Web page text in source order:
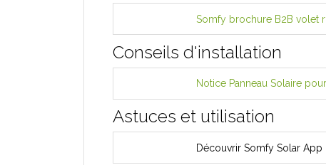
Somfy brochure B2B volet
Conseils d'installation
Notice Panneau Solaire
Astuces et utilisation
Découvrir Somfy Solar App